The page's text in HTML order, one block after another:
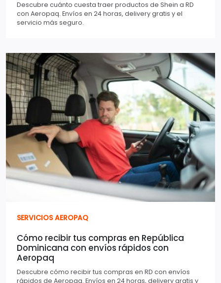
Descubre cuánto cuesta traer productos de Shein a RD
con Aeropaq. Envíos en 24 horas, delivery gratis y el
servicio más seguro.
SERVICIOS AEROPAQ
Cómo recibir tus compras en República
Dominicana con envíos rápidos con
Aeropaq
Descubre cómo recibir tus compras en RD con envíos
rápidos de Aeropaq. Envíos en 24 horas, delivery gratis y